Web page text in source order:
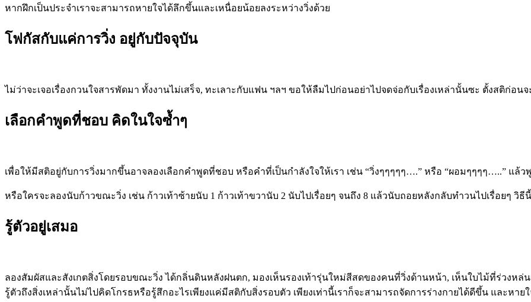
หากฝึกเป็นประจำเราจะสามารถหายใจได้ลึกขึ้นและเหนื่อยน้อยลงระหว่างวิ่งด้วย
โฟกัสกับแค่การวิ่ง อยู่กับปัจจุบัน
ไม่ว่าจะเจอเรื่องกวนใจสารพัดมา ทั้งงานไม่เสร็จ, ทะเลาะกับแฟน ฯลฯ ขอให้ลืมไปก่อนอย่าไปจดจ่อกับเรื่องเหล่านั้นซะ ตั้งสติก่อน
เลือกคำพูดที่ชอบ คิดในใจซ้ำๆ
เพื่อให้มีสติอยู่กับการวิ่งมากขึ้นอาจลองเลือกคำพูดที่ชอบ หรือคำที่เป็นกำลังใจให้เรา เช่น “วิ่งๆๆๆๆๆ….” หรือ “ผอมๆๆๆๆ…..” แล้
หรือใครจะลองนับก้าวขณะวิ่ง เช่น ก้าวเท้าซ้ายนับ 1 ก้าวเท้าขวานับ 2 นับไปเรื่อยๆ จนถึง 8 แล้วนับถอยหลังกลับทำวนไปเรื่อยๆ วิธี
รู้ตัวอยู่เสมอ
ลองสัมผัสและสังเกตสิ่งโดยรอบขณะวิ่ง ได้กลิ่นดินหลังฝนตก, มองเห็นรองเท้ารุ่นใหม่สีสดของคนที่วิ่งด้านหน้า, เห็นใบไม้ที่ร่วงหล่
รู้ตัวถึงสิ่งเหล่านั้นไม่ไปคิดโกรธหรือรู้สึกอะไรเพียงแค่มีสติกับสิ่งรอบตัว เพียงเท่านี้เราก็จะสามารถจัดการร่างกายได้ดีขึ้น และหาย